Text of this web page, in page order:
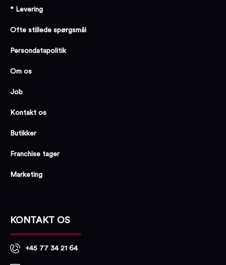
* Levering
Ofte stillede spørgsmål
Persondatapolitik
Om os
Job
Kontakt os
Butikker
Franchise tager
Marketing
KONTAKT OS
+45 77 34 21 64